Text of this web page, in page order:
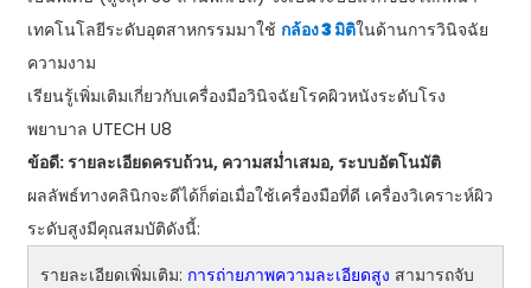
เทคโนโลยีระดับอุตสาหกรรมมาใช้ กล้อง 3 มิติในด้านการวินิจฉัย
ความงาม
เรียนรู้เพิ่มเติมเกี่ยวกับเครื่องมือวินิจฉัยโรคผิวหนังระดับโรง
พยาบาล UTECH U8
ข้อดี: รายละเอียดครบถ้วน, ความสม่ำเสมอ, ระบบอัตโนมัติ
ผลลัพธ์ทางคลินิกจะดีได้ก็ต่อเมื่อใช้เครื่องมือที่ดี เครื่องวิเคราะห์ผิว
ระดับสูงมีคุณสมบัติดังนี้:
รายละเอียดเพิ่มเติม: การถ่ายภาพความละเอียดสูง สามารถจับ